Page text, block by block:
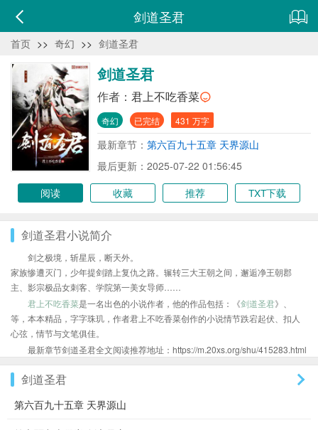
剑道圣君
首页 >> 奇幻 >> 剑道圣君
剑道圣君
作者： 君上不吃香菜
奇幻 已完结 431 万字
最新章节： 第六百九十五章 天界源山
最后更新：2025-07-22 01:56:45
阅读
收藏 推荐 TXT下载
剑道圣君小说简介
剑之极境，斩星辰，断天外。
家族惨遭灭门，少年提剑踏上复仇之路。辗转三大王朝之间，邂逅净王朝郡
主、影宗极品女刺客、学院第一美女导师……
君上不吃香菜是一名出色的小说作者，他的作品包括：《剑道圣君》、
等，本本精品，字字珠玑，作者君上不吃香菜创作的小说情节跌宕起伏、扣人
心弦，情节与文笔俱佳。
最新章节剑道圣君全文阅读推荐地址：https://m.20xs.org/shu/415283.html
剑道圣君
第六百九十五章 天界源山